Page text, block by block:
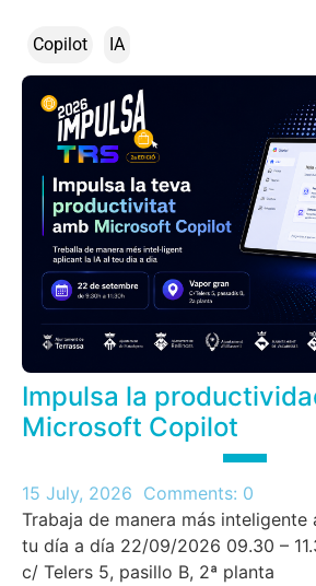
Copilot IA
Impulsa la
Microsoft Copilot
15 July, 2026 Comments: 0
Trabaja de manera más inteligente
tu día a día 22/09/2026 09.30 –
c/ Telers 5, pasillo B, 2ª planta